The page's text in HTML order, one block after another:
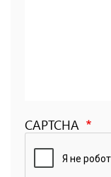
CAPTCHA